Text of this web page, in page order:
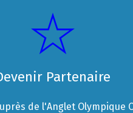
Partenaire
de l'Anglet Olympique